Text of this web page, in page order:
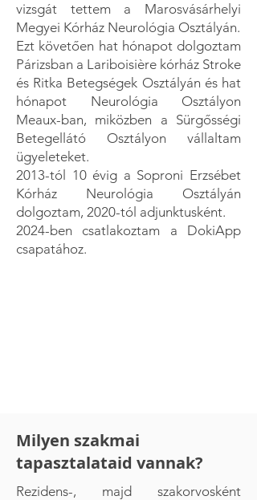
vizsgát tettem a Marosvásárhelyi
Megyei Kórház Neurológia Osztályán.
Ezt követően hat hónapot dolgoztam
Párizsban a Lariboisière kórház Stroke
és Ritka Betegségek Osztályán és hat
hónapot Neurológia Osztályon
Meaux-ban, miközben a Sürgősségi
Betegellátó Osztályon vállaltam
ügyeleteket.
2013-tól 10 évig a Soproni Erzsébet
Kórház Neurológia Osztályán
dolgoztam, 2020-tól adjunktusként.
2024-ben csatlakoztam a DokiApp
csapatához.
Milyen szakmai
tapasztalataid vannak?
Rezidens-, majd szakorvosként